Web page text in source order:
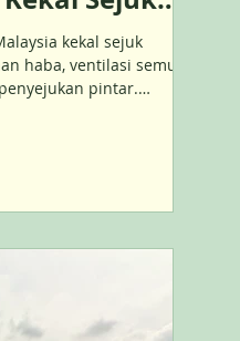
Dalam Cuaca
kekal sejuk
haba, ventilasi semula
pintar.